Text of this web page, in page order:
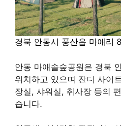
경북 안동시 풍산읍 마애리